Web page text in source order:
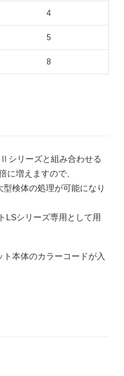
4
5
8
シリーズと組み合わせる
に増えますので、
検体の処理が可能になり
LSシリーズ専用として用
本体のカラーコードが入